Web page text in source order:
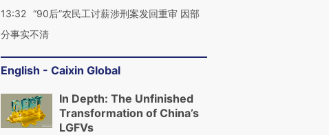
13:32 “90后”农民工讨薪涉刑案发回重审 因部
分事实不清
English - Caixin Global
In Depth: The Unfinished
Transformation of China’s
LGFVs